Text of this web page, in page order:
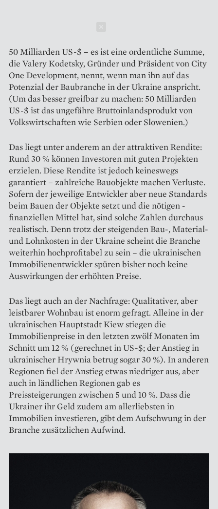
50 Milliarden US-$ – es ist eine ­ordentliche Summe,
die Valery Kodetsky, Gründer und Präsident von City
One Development, nennt, wenn man ihn auf das
Potenzial der Baubranche in der Ukraine anspricht.
(Um das besser greifbar zu machen: 50 Milliarden
US-$ ist das ungefähre Bruttoinlandsprodukt von
Volkswirtschaften wie Serbien oder Slowenien.)
Das liegt unter anderem an der attraktiven Rendite:
Rund 30 % können Investoren mit guten Projekten
erzielen. Diese Rendite ist jedoch keineswegs
garantiert – zahlreiche Bauobjekte machen Verluste.
Sofern der jeweilige Entwickler aber neue Standards
beim Bauen der Objekte setzt und die nötigen ­
finanziellen Mittel hat, sind solche Zahlen durchaus
realistisch. Denn trotz der steigenden Bau-, Material-
und Lohnkosten in der Ukraine scheint die Branche
weiterhin hochprofitabel zu sein – die ­ukrainischen
Immobilienentwickler spüren bisher noch keine
Auswir­kungen der erhöhten Preise.
Das liegt auch an der Nachfrage: Qualitativer, aber
leistbarer Wohnbau ist enorm gefragt. Alleine in der
ukrainischen Hauptstadt Kiew stiegen die
Immobilienpreise in den letzten zwölf Monaten im
Schnitt um 12 % (gerechnet in US-$; der Anstieg in
ukrainischer Hrywnia betrug sogar 30 %). In anderen
Regionen fiel der Anstieg etwas niedriger aus, aber
auch in ländlichen Regionen gab es
Preissteigerungen zwischen 5 und 10 %. Dass die
Ukrainer ihr Geld zudem am allerliebsten in
Immobilien investieren, gibt dem Aufschwung in der
Branche zusätzlichen Aufwind.